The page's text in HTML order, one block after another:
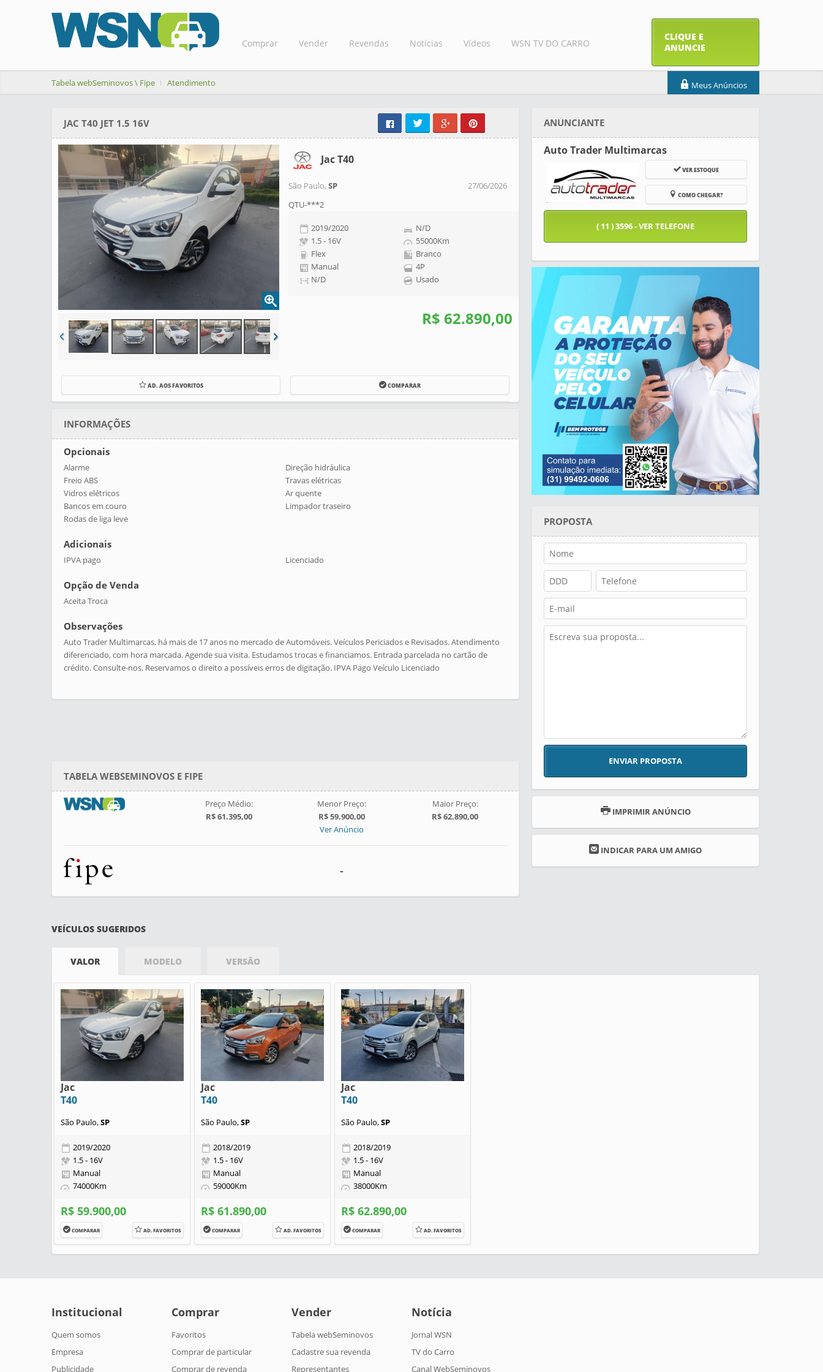
Comprar Vender Revendas Notícias Vídeos WSN TV DO CARRO
CLIQUE E
ANUNCIE
Tabela webSeminovos \ Fipe Atendimento Meus Anúncios
JAC T40 JET 1.5 16V
Jac T40
São Paulo, SP
27/06/2026
QTU-***2
2019/2020
1.5 - 16V
Flex
Manual
N/D
N/D
55000Km
Branco
4P
Usado
R$ 62.890,00
AD. AOS FAVORITOS COMPARAR
INFORMAÇÕES
Opcionais
Alarme
Direção hidráulica
Freio ABS
Travas elétricas
Vidros elétricos
Ar quente
Bancos em couro
Limpador traseiro
Rodas de liga leve
Adicionais
IPVA pago Licenciado
Opção de Venda
Aceita Troca
Observações
Auto Trader Multimarcas, há mais de 17 anos no mercado de Automóveis. Veículos Periciados e Revisados. Atendimento
diferenciado, com hora marcada. Agende sua visita. Estudamos trocas e financiamos. Entrada parcelada no cartão de
crédito. Consulte-nos. Reservamos o direito a possíveis erros de digitação. IPVA Pago Veículo Licenciado
TABELA WEBSEMINOVOS E FIPE
Preço Médio:
R$ 61.395,00
Menor Preço:
R$ 59.900,00
Ver Anúncio
Maior Preço:
R$ 62.890,00
-
ANUNCIANTE
Auto Trader Multimarcas
VER ESTOQUE
COMO CHEGAR?
( 11 ) 3596 - VER TELEFONE
PROPOSTA
ENVIAR PROPOSTA
IMPRIMIR ANÚNCIO
INDICAR PARA UM AMIGO
VEÍCULOS SUGERIDOS
VALOR MODELO VERSÃO
Jac
T40
São Paulo,SP
2019/2020
1.5 - 16V
Manual
74000Km
R$ 59.900,00
COMPARAR AD. FAVORITOS
Jac
T40
São Paulo,SP
2018/2019
1.5 - 16V
Manual
59000Km
R$ 61.890,00
COMPARAR AD. FAVORITOS
Jac
T40
São Paulo,SP
2018/2019
1.5 - 16V
Manual
38000Km
R$ 62.890,00
COMPARAR AD. FAVORITOS
Institucional
Quem somos
Empresa
Publicidade
Comprar
Favoritos
Comprar de particular
Comprar de revenda
Vender
Tabela webSeminovos
Cadastre sua revenda
Representantes
Notícia
Jornal WSN
TV do Carro
Canal WebSeminovos